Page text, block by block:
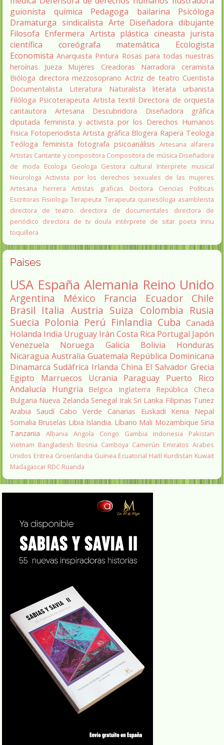
guionista
química Pedagoga bailarina
Psicóloga
Dramaturga sindicalista Arte Diseñadora dibujante
Filosofa Enfermera Artista plástica cineasta jurista
científica
coreógrafa matemática
Ecologista
Economista Anarquista Pintura Rosas para todas nuestras
heroínas
Jueza Mujeres Creadoras Narradora
ceramista
Bióloga directora mezzosoprano Actriz de teatro Cuentista
Documentalista
Literatura Naturalista literata
urbanista
Filóloga Psicoterapeuta Artista textil Directora de orquesta
cantautora
Artesana Descubridora
Diseñadora gráfica
diputada feminista y activista por los Derechos Humanos
Fisica Fotoperiodista Artista gráfica Blogera Rapera Teologa
Teóloga feminista fotografa psicoanálisis Artesana alfarera
Artistas Cantante y compositora Compositora de música Diseñadora
de moda
Ecologa Geologa Gestora cultural
Interprete musical
Neurologa Activista por los derechos sexuales de las mujeres
Artesana herrera
Artistas graficas
Doctora Ciencias Políticas
Escritoras Fisiologa Terapeuta Terapeuta quinesóloga asambleista
directora de teatro.
directora de documentales
directora de
periódico directora de tv doula intérprete de sitar poeta Innu
toquillera
Paises
USA España Alemania Reino Unido
Argentina México Francia Ecuador
Chile
Brasil Italia Austria Suiza Colombia Rusia
Suecia Polonia Perú Finlandia Cuba Canadá
Holanda India Uruguay Irán Costa Rica Portugal Japón
Venezuela
Noruega Galicia Bolivia
Honduras
Nicaragua Australia Guatemala República Dominicana
Dinamarca Sudáfrica Irlanda China El Salvador Grecia
Egipto
Marruecos Ucrania Paraguay
Puerto Rico
Andalucía
Hungria Belgica Inglaterra
República Checa
Bulgaria Nueva Zelanda Senegal Irak Sri Lanka Filipinas Tunez
Arabia Saudí Cabo Verde Canarias Euskadi Kenia
Nepal
Somalia Bruselas Libia Islandia. Líbano Mali Mozambique Siria
Tanzania
Albania Angola Congo Gambia Indonesia
Pakistan
Vietnam Bangladesh Bosnia Camboya Camerún Emiratos Arabes
Unidos Eritrea Groenlandia Guinea Ecuatorial Haití Kurdistan Kuwait
Madagascar RDC Ruanda